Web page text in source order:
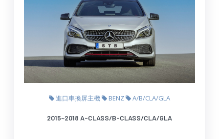
進口車換屏主機 BENZ A/B/CLA/GLA
2015~2018 A-CLASS/B-CLASS/CLA/GLA